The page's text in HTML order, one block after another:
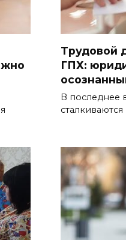
Трудовой
ГПХ:
В последнее
сталкиваются